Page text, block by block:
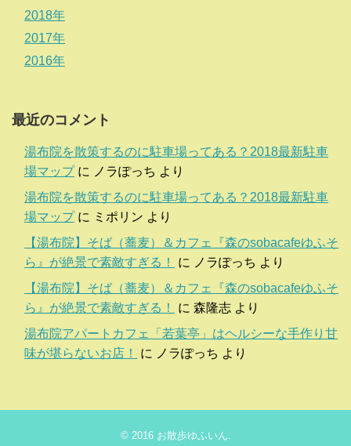
2018年
2017年
2016年
最近のコメント
湯布院を散策するのに駐車場ってある？2018最新駐車
場マップに ノラぽっち より
湯布院を散策するのに駐車場ってある？2018最新駐車
場マップに ミポリン より
【湯布院】そば（蕎麦）＆カフェ『森のsobacafeゆふそ
ら』が絶景で素敵すぎる！
に ノラぽっち より
【湯布院】そば（蕎麦）＆カフェ『森のsobacafeゆふそ
ら』が絶景で素敵すぎる！
に 森隆志 より
湯布院アパートカフェ「若葉亭」はヘルシーな手作り甘
味が堪らないお店！
に ノラぽっち より
© 2016 お散歩ゆふいん